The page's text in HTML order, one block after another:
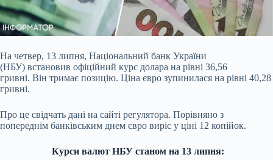
На четвер, 13 липня, Національний банк України
(НБУ) встановив офіційний курс долара на рівні 36,56
гривні. Він тримає позицію. Ціна євро зупинилася на рівні 40,28
гривні.
Про це свідчать дані на сайті регулятора. Порівняно з
попереднім банківським днем євро виріс у ціні 12 копійок.
Курси валют НБУ станом на 13 липня: